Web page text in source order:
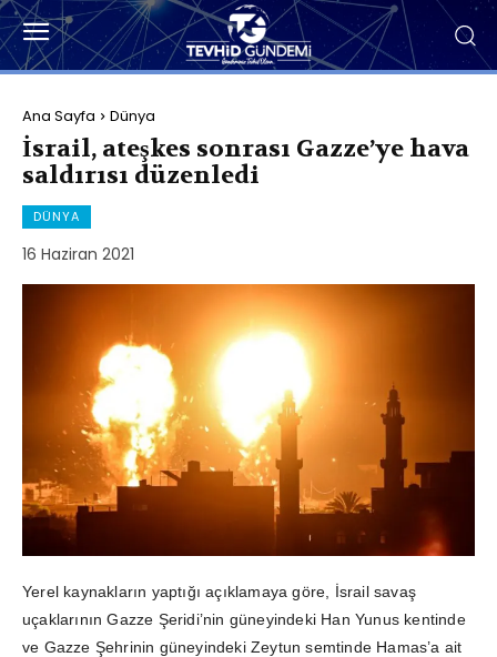
Ana Sayfa Dünya
İsrail, ateşkes sonrası Gazze’ye hava
saldırısı düzenledi
DÜNYA
16 Haziran 2021
Yerel kaynakların yaptığı açıklamaya göre, İsrail savaş
uçaklarının Gazze Şeridi’nin güneyindeki Han Yunus kentinde
ve Gazze Şehrinin güneyindeki Zeytun semtinde Hamas’a ait